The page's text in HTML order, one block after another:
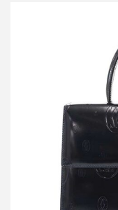
カルティエ ハッピ